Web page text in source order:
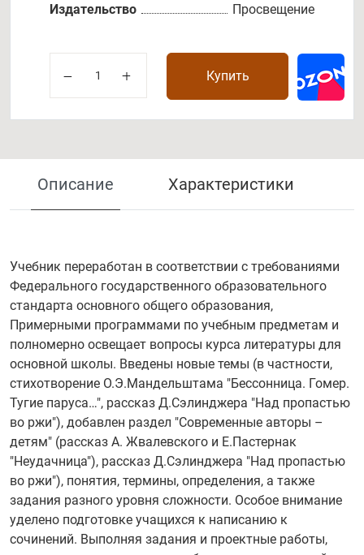
Издательство
Просвещение
Купить
Описание Характеристики
Учебник переработан в соответствии с требованиями
Федерального государственного образовательного
стандарта основного общего образования,
Примерными программами по учебным предметам и
полномерно освещает вопросы курса литературы для
основной школы. Введены новые темы (в частности,
стихотворение О.Э.Мандельштама "Бессонница. Гомер.
Тугие паруса…", рассказ Д.Сэлинджера "Над пропастью
во ржи"), добавлен раздел "Современные авторы –
детям" (рассказ А. Жвалевского и Е.Пастернак
"Неудачница"), рассказ Д.Сэлинджера "Над пропастью
во ржи"), понятия, термины, определения, а также
задания разного уровня сложности. Особое внимание
уделено подготовке учащихся к написанию к
сочинений. Выполняя задания и проектные работы,